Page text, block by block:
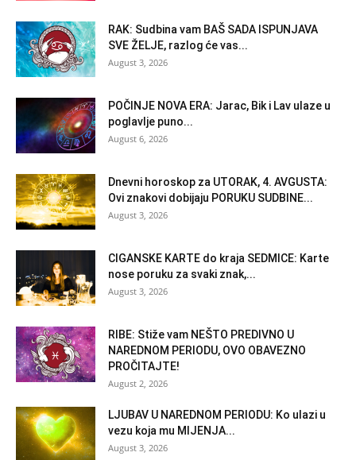
RAK: Sudbina vam BAŠ SADA ISPUNJAVA
SVE ŽELJE, razlog će vas...
August 3, 2026
POČINJE NOVA ERA: Jarac, Bik i Lav ulaze u
poglavlje puno...
August 6, 2026
Dnevni horoskop za UTORAK, 4. AVGUSTA:
Ovi znakovi dobijaju PORUKU SUDBINE...
August 3, 2026
CIGANSKE KARTE do kraja SEDMICE: Karte
nose poruku za svaki znak,...
August 3, 2026
RIBE: Stiže vam NEŠTO PREDIVNO U
NAREDNOM PERIODU, OVO OBAVEZNO
PROČITAJTE!
August 2, 2026
LJUBAV U NAREDNOM PERIODU: Ko ulazi u
vezu koja mu MIJENJA...
August 3, 2026